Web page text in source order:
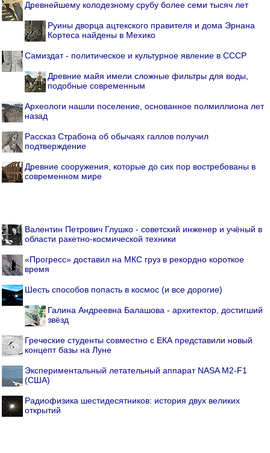
Древнейшему колодезному срубу более семи тысяч лет
Руины дворца ацтекского правителя и дома Эрнана
Кортеса найдены в Мехико
Самиздат - политическое и культурное явление в СССР
Древние майя имели сложные фильтры для воды,
подобные современным
Археологи нашли поселение, основанное полмиллиона лет
назад
Рассказ Страбона об обычаях галлов получил
подтверждение
Древние сооружения, которые до сих пор востребованы в
современном мире
Валентин Петрович Глушко - советский инженер и учёный в
области ракетно-космической техники
«Прогресс» доставил на МКС груз в рекордно короткое
время
Шесть способов попасть в космос (и все дорогие)
Галина Андреевна Балашова - архитектор, достигший
звёзд
Греческие студенты совместно с ЕКА представили новый
концепт базы на Луне
Экспериментальный летательный аппарат NASA M2-F1
(США)
Радиофизика шестидесятников: история двух великих
открытий